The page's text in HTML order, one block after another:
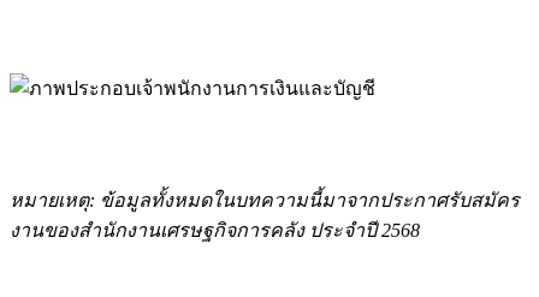
หมายเหตุ: ข้อมูลทั้งหมดในบทความนี้มาจากประกาศรับสมัคร
งานของสำนักงานเศรษฐกิจการคลัง ประจำปี 2568